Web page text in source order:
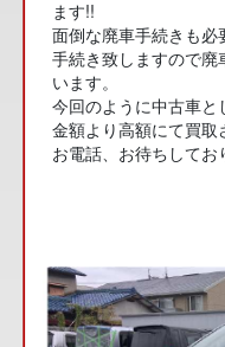
ます!!
面倒な廃車手続きも
手続き致しますので
います。
今回のように中古車と
金額より高額にて買取
お電話、お待ちしてお